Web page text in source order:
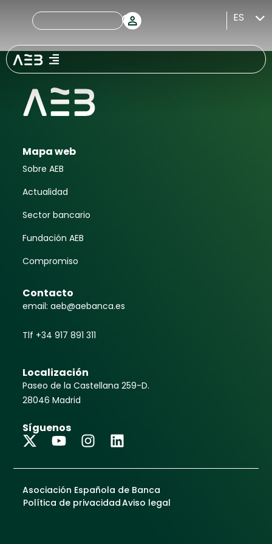
ES
Abril 2006
Mapa web
Sobre AEB
Actualidad
Sector bancario
Fundación AEB
Compromiso
Contacto
email: aeb@aebanca.es
Tlf +34 917 891 311
Localización
Paseo de la Castellana 259-D.
28046 Madrid
Síguenos
Asociación Española de Banca
Política de privacidadAviso legal